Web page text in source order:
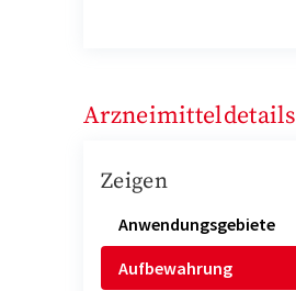
Arzneimitteldetails
Zeigen
Anwendungsgebiete
Aufbewahrung